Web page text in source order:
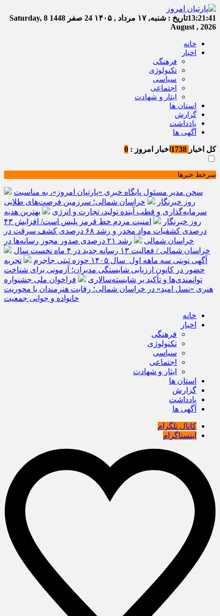
13:21:42تاریخ : شنبه, ۱۷ مرداد , ۱۴۰۵ 24 صفر 1448
Saturday, 8
August , 2026
خانه
اخبار
فرهنگی
تکنولوژی
سیاسی
اجتماعی
ایثار و شهادت
استان ها
گزارش
یادداشت
آگهی ها
کل اخبار اخبار امروز : 0
سرخط خبرها
سخن مدیر مسئول پایگاه خبری «پارتیان امروز»، به مناسبت
روز خبرنگار
خراسان شمالی؛ سرزمین فرصت‌های طلایی
سرمایه‌گذاری و قطب آینده تولید، تجارت و انرژی
بهترین هدیه
روز خبرنگار
امنیت مردم خط قرمز پلیس است/ افزایش ۴۳
درصدی کشفیات مواد مخدر و رشد ۶۸ درصدی کشف سرقت در
خراسان شمالی
رشد ۲۱ درصدی صدور مجوز رسانه‌ها در
خراسان شمالی / فعالیت ۱۳ رسانه جدید در ۴ ماه نخست سال
آگهی نوبتی سه ماهه اول سال ۱۴۰۵ حوزه ثبتی جاجرم
تجربه
حضور در کانون ارزیابی شایستگی مدیران؛ آزمونی برای شناخت
توانمندی‌ها و تأکید بر شایسته‌سالاری
فراخوان ملی جشنواره
هنری «نسل امید» در خراسان شمالی؛ رقابت هنرمندان با محوریت
خانواده و جوانی جمعیت
خانه
اخبار
فرهنگی
تکنولوژی
سیاسی
اجتماعی
ایثار و شهادت
استان ها
گزارش
یادداشت
آگهی ها
کانال تلگرام
اینستاگرام